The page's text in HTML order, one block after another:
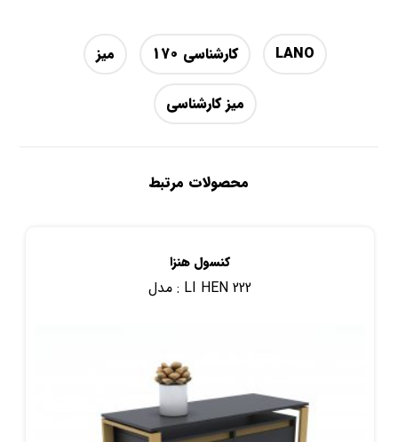
LANO کارشناسی 170 میز
میز کارشناسی
محصولات مرتبط
کنسول هنزا
مدل : LI HEN 222